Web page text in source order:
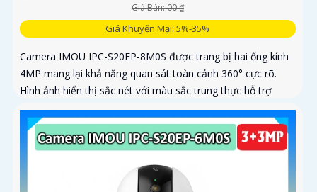
Giá Bán: 00 ₫
Giá Khuyến Mại: 5%-35%
Camera IMOU IPC-S20EP-8M0S được trang bị hai ống kính
4MP mang lại khả năng quan sát toàn cảnh 360° cực rõ.
Hình ảnh hiển thị sắc nét với màu sắc trung thực hỗ trợ
quay ngang 355° và dọc 90°